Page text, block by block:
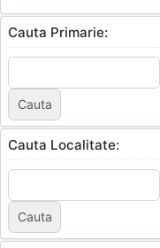
Cauta Primarie:
Cauta Localitate: